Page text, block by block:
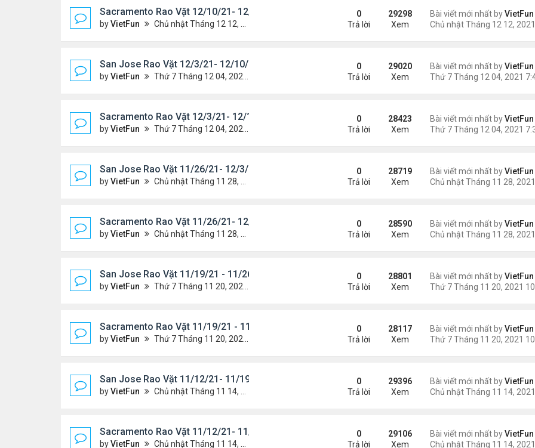
Sacramento Rao Vặt 12/10/21- 12/17/21
byVietFun Chủ nhật Tháng 12 12, 2021 12:54 pm
Bài viết mới nhất byVietFun
0
Trả lời
29298
Xem
San Jose Rao Vặt 12/3/21- 12/10/21
byVietFun Thứ 7 Tháng 12 04, 2021 7:42 pm
Bài viết mới nhất byVietFun
0
Trả lời
29020
Xem
Sacramento Rao Vặt 12/3/21- 12/10/21
byVietFun Thứ 7 Tháng 12 04, 2021 7:38 pm
Bài viết mới nhất byVietFun
0
Trả lời
28423
Xem
San Jose Rao Vặt 11/26/21- 12/3/21
byVietFun Chủ nhật Tháng 11 28, 2021 8:26 pm
Bài viết mới nhất byVietFun
0
Trả lời
28719
Xem
Sacramento Rao Vặt 11/26/21- 12/3/21
byVietFun Chủ nhật Tháng 11 28, 2021 8:22 pm
Bài viết mới nhất byVietFun
0
Trả lời
28590
Xem
San Jose Rao Vặt 11/19/21 - 11/26/21
byVietFun Thứ 7 Tháng 11 20, 2021 10:30 am
Bài viết mới nhất byVietFun
0
Trả lời
28801
Xem
Sacramento Rao Vặt 11/19/21 - 11/26/21
byVietFun Thứ 7 Tháng 11 20, 2021 10:22 am
Bài viết mới nhất byVietFun
0
Trả lời
28117
Xem
San Jose Rao Vặt 11/12/21- 11/19/21
byVietFun Chủ nhật Tháng 11 14, 2021 8:16 pm
Bài viết mới nhất byVietFun
0
Trả lời
29396
Xem
Sacramento Rao Vặt 11/12/21- 11/19/21
byVietFun Chủ nhật Tháng 11 14, 2021 8:13 pm
Bài viết mới nhất byVietFun
0
Trả lời
29106
Xem